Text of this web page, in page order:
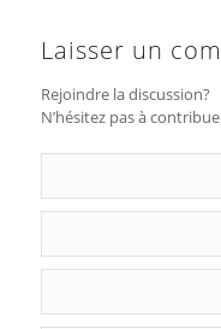
Laisser un
Rejoindre la discussion?
N’hésitez pas à